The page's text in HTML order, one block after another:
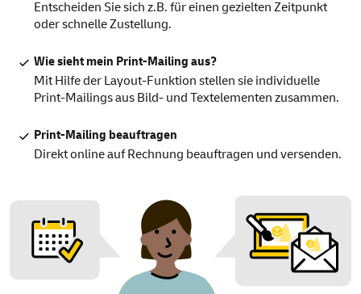
Entscheiden Sie sich z.B. für einen gezielten Zeitpunkt
oder schnelle Zustellung.
Wie sieht mein Print-Mailing aus?
Mit Hilfe der Layout-Funktion stellen sie individuelle
Print-Mailings aus Bild- und Textelementen zusammen.
Print-Mailing beauftragen
Direkt online auf Rechnung beauftragen und versenden.